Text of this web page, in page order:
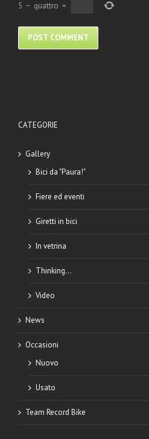
5 − quattro =
CATEGORIE
Gallery
Bici da "Paura!"
Fiere ed eventi
Giretti in bici
In vetrina
Thinking…
Video
News
Occasioni
Nuovo
Usato
Team Record Bike